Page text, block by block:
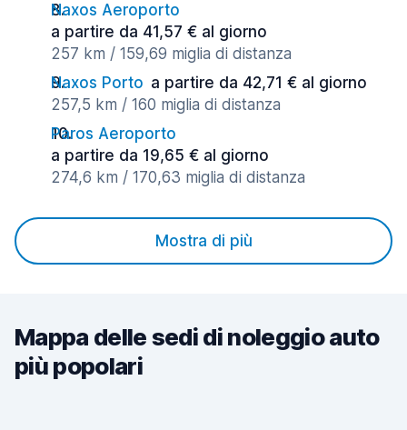
Naxos Aeroporto
a partire da 41,57 € al giorno
257 km / 159,69 miglia di distanza
Naxos Porto a partire da 42,71 € al giorno
257,5 km / 160 miglia di distanza
Paros Aeroporto
a partire da 19,65 € al giorno
274,6 km / 170,63 miglia di distanza
Mostra di più
Mappa delle sedi di noleggio auto
più popolari